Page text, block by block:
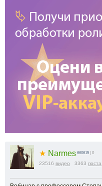
★ Narmes 660615 | 0
23516 видео 3363 поста